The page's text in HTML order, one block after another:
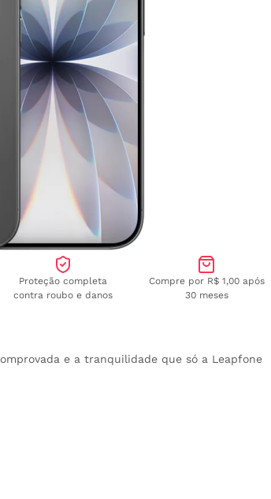
Proteção completa
contra roubo e danos
Compre por R$ 1,00 após
30 meses
e a tranquilidade que só a Leapfone